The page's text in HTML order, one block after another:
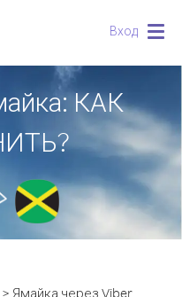
Вход
КАК
Ямайка через Viber